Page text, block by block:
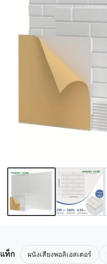
แท็ก ผนังเสียงพอลิเอสเตอร์